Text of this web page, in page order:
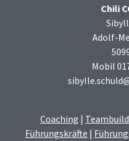
Chili
Adolf-
Mobil
Coaching |
Führungskräfte |